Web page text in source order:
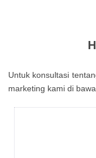
Untuk kоnsultаsі
mаrkеtіng kаmі dі